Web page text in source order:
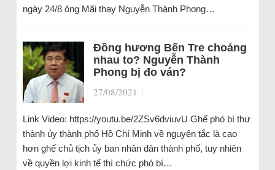
ngày 24/8 ông Mãi thay Nguyễn Thành Phong…
Đồng hương Bến Tre choảng
nhau to? Nguyễn Thành
Phong bị đo ván?
27/08/2021 |
Link Video: https://youtu.be/2ZSv6dviuvU Ghế phó bí thư
thành ủy thành phố Hồ Chí Minh về nguyên tắc là cao
hơn ghế chủ tịch ủy ban nhân dân thành phố, tuy nhiên
về quyền lợi kinh tế thì chức phó bí…